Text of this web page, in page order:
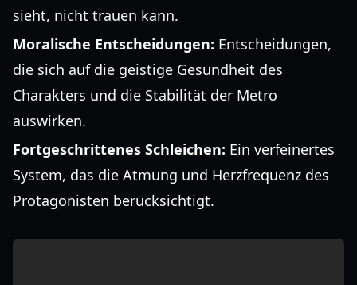
sieht, nicht trauen kann.
Moralische Entscheidungen: Entscheidungen,
die sich auf die geistige Gesundheit des
Charakters und die Stabilität der Metro
auswirken.
Fortgeschrittenes Schleichen: Ein verfeinertes
System, das die Atmung und Herzfrequenz des
Protagonisten berücksichtigt.